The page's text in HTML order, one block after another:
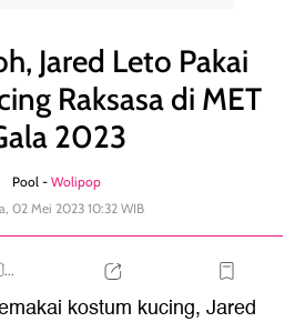
Jared Leto Pakai
Raksasa di MET
2023
Pool - Wolipop
02 Mei 2023 10:32 WIB
...
kostum kucing, Jared